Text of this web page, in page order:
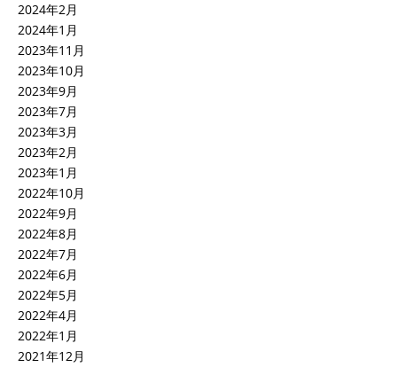
2024年2月
2024年1月
2023年11月
2023年10月
2023年9月
2023年7月
2023年3月
2023年2月
2023年1月
2022年10月
2022年9月
2022年8月
2022年7月
2022年6月
2022年5月
2022年4月
2022年1月
2021年12月